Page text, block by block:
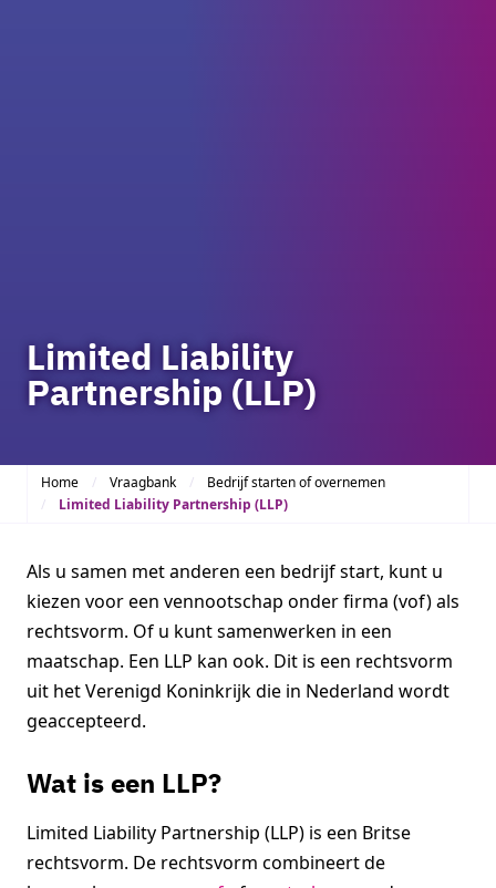
Limited Liability
Partnership (LLP)
Home Vraagbank
Bedrijf starten of overnemen
Limited Liability Partnership (LLP)
Als u samen met anderen een bedrijf start, kunt u
kiezen voor een vennootschap onder firma (vof) als
rechtsvorm. Of u kunt samenwerken in een
maatschap. Een LLP kan ook. Dit is een rechtsvorm
uit het Verenigd Koninkrijk die in Nederland wordt
geaccepteerd.
Wat is een LLP?
Limited Liability Partnership (LLP) is een Britse
rechtsvorm. De rechtsvorm combineert de